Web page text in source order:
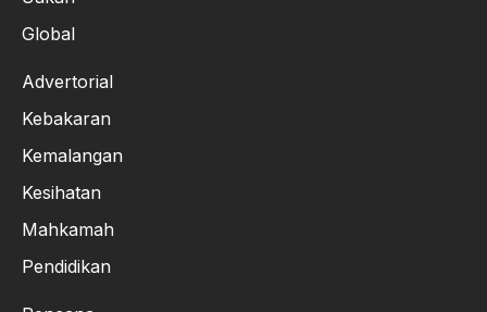
Global
Advertorial
Kebakaran
Kemalangan
Kesihatan
Mahkamah
Pendidikan